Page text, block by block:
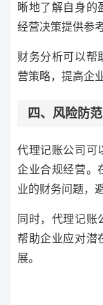
晰地了解自身的
经营决策提供参考
财务分析可以帮
营策略，提高企
四、风险防
代理记账公司可
企业合规经营。
业的财务问题，
同时，代理记账
帮助企业应对潜
展。